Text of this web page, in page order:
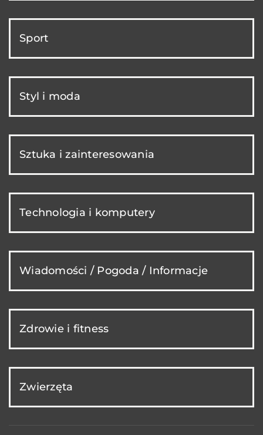
Sport
Styl i moda
Sztuka i zainteresowania
Technologia i komputery
Wiadomości / Pogoda / Informacje
Zdrowie i fitness
Zwierzęta